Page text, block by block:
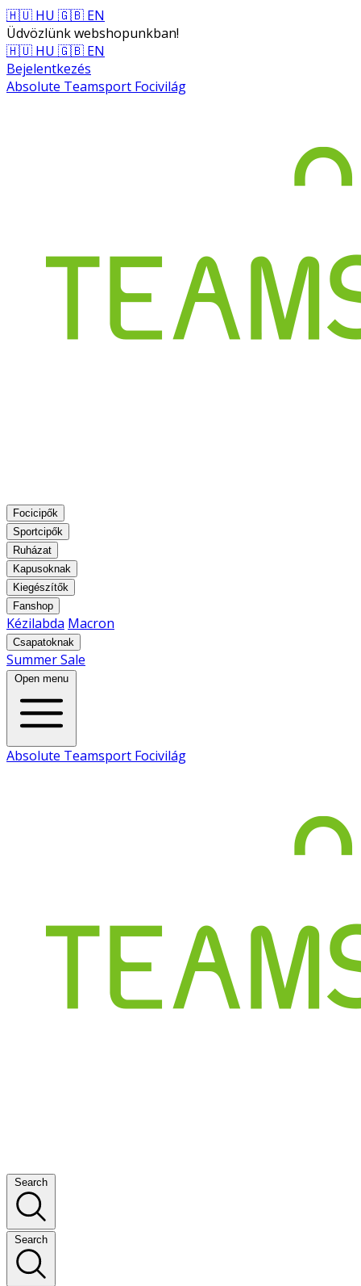
🇭🇺 HU 🇬🇧 EN
Üdvözlünk webshopunkban!
🇭🇺 HU 🇬🇧 EN
Bejelentkezés
Absolute Teamsport Focivilág
Focicipők
Sportcipők
Ruházat
Kapusoknak
Kiegészítők
Fanshop
Kézilabda Macron
Csapatoknak
Summer Sale
Open menu
Absolute Teamsport Focivilág
Search
Search